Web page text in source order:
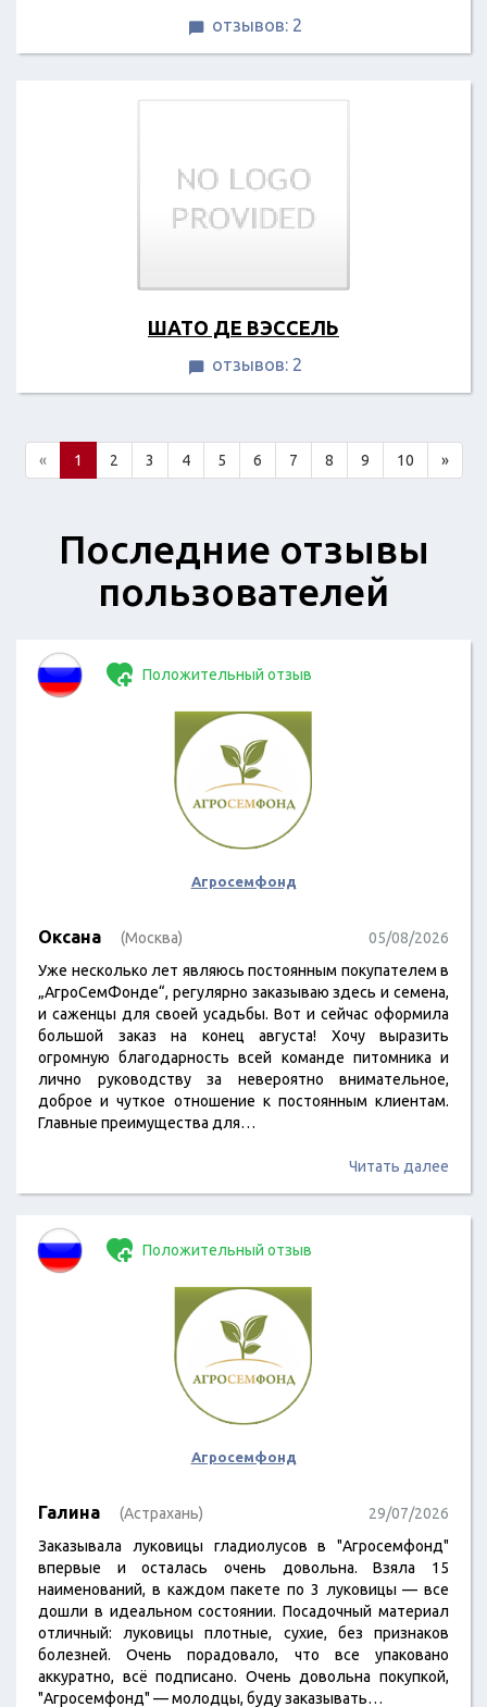
 отзывов: 2
ШАТО ДЕ ВЭССЕЛЬ
 отзывов: 2
« 1 2 3 4 5 6 7 8 9 10 »
Последние отзывы
пользователей
Положительный отзыв
Агросемфонд
Оксана (Москва)
05/08/2026
Уже несколько лет являюсь постоянным покупателем в
„АгроСемФонде“, регулярно заказываю здесь и семена,
и саженцы для своей усадьбы. Вот и сейчас оформила
большой заказ на конец августа! Хочу выразить
огромную благодарность всей команде питомника и
лично руководству за невероятно внимательное,
доброе и чуткое отношение к постоянным клиентам.
Главные преимущества для…
Читать далее
Положительный отзыв
Агросемфонд
Галина (Астрахань)
29/07/2026
Заказывала луковицы гладиолусов в "Агросемфонд"
впервые и осталась очень довольна. Взяла 15
наименований, в каждом пакете по 3 луковицы — все
дошли в идеальном состоянии. Посадочный материал
отличный: луковицы плотные, сухие, без признаков
болезней. Очень порадовало, что все упаковано
аккуратно, всё подписано. Очень довольна покупкой,
"Агросемфонд" — молодцы, буду заказывать…